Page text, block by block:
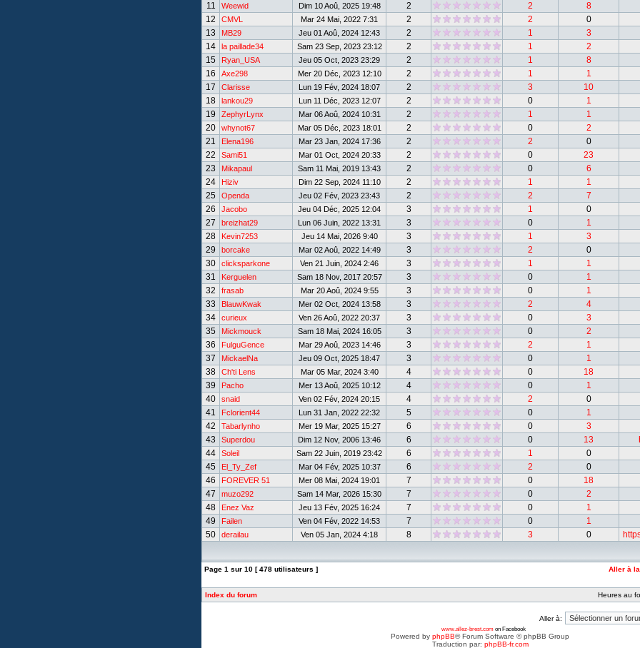
11
Weewid Dim 10 Aoû, 2025 19:48 2 2
8
12
CMVL Mar 24 Mai, 2022 7:31 2 2
0
13
MB29 Jeu 01 Aoû, 2024 12:43 2 1
3
14
la paillade34 Sam 23 Sep, 2023 23:12 2 1
2
15
Ryan_USA Jeu 05 Oct, 2023 23:29 2 1
8
16
Axe298 Mer 20 Déc, 2023 12:10 2 1
1
17
Clarisse Lun 19 Fév, 2024 18:07 2 3
10
18
lankou29 Lun 11 Déc, 2023 12:07 2 0
1
19
ZephyrLynx Mar 06 Aoû, 2024 10:31 2 1 1
20
whynot67 Mar 05 Déc, 2023 18:01 2 0
2
21
Elena196 Mar 23 Jan, 2024 17:36 2 2
0
22
Sami51 Mar 01 Oct, 2024 20:33 2 0
23
23
Mikapaul Sam 11 Mai, 2019 13:43 2 0
6
24
Hiziv Dim 22 Sep, 2024 11:10 2 1
1
25
Openda Jeu 02 Fév, 2023 23:43 2 2
7
26
Jacobo Jeu 04 Déc, 2025 12:04 3 1
0
27
breizhat29 Lun 06 Juin, 2022 13:31 3 0
1
28
Kevin7253 Jeu 14 Mai, 2026 9:40 3 1
3
29
borcake Mar 02 Aoû, 2022 14:49 3 2
0
30
clicksparkone Ven 21 Juin, 2024 2:46 3 1
1
31
Kerguelen Sam 18 Nov, 2017 20:57 3 0
1
32
frasab Mar 20 Aoû, 2024 9:55 3 0
1
33
BlauwKwak Mer 02 Oct, 2024 13:58 3 2
4
34
curieux Ven 26 Aoû, 2022 20:37 3 0
3
35
Mickmouck Sam 18 Mai, 2024 16:05 3 0
2
36
FulguGence Mar 29 Aoû, 2023 14:46 3 2
1
37
MickaelNa Jeu 09 Oct, 2025 18:47 3 0
1
38
Ch'ti Lens Mar 05 Mar, 2024 3:40 4 0
18
39
Pacho Mer 13 Aoû, 2025 10:12 4 0
1
40
snaid Ven 02 Fév, 2024 20:15 4 2
0
41
Fclorient44 Lun 31 Jan, 2022 22:32 5 0
1
42
Tabarlynho Mer 19 Mar, 2025 15:27 6 0
3
43
Superdou Dim 12 Nov, 2006 13:46 6 0 13
44
Soleil Sam 22 Juin, 2019 23:42 6 1
0
45
El_Ty_Zef Mar 04 Fév, 2025 10:37 6 2
0
46
FOREVER 51 Mer 08 Mai, 2024 19:01 7 0
18
47
muzo292 Sam 14 Mar, 2026 15:30 7 0
2
48
Enez Vaz Jeu 13 Fév, 2025 16:24 7 0
1
49
Failen Ven 04 Fév, 2022 14:53 7 0
1
50
derailau Ven 05 Jan, 2024 4:18 8 3 0
Page 1 sur 10 [ 478 utilisateurs ] Aller à
Index du forum Heures au
Aller à:
www.allez-brest.com on Facebook
Powered by phpBB® Forum Software © phpBB Group
Traduction par: phpBB-fr.com